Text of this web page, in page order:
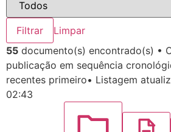
Filtrar
Limpar
55 documento(s) encontrado(s) •
publicação em sequência
recentes primeiro• Listagem
02:43